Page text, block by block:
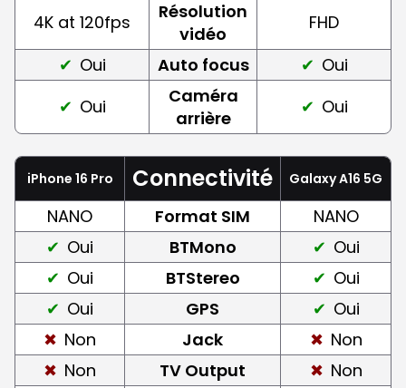
4K at 120fps
Résolution
vidéo
FHD
Oui
Auto focus
Oui
Oui
Caméra
arrière
Oui
iPhone 16 Pro Connectivité Galaxy A16 5G
NANO Format SIM
NANO
Oui
BTMono
Oui
Oui
BTStereo
Oui
Oui
GPS
Oui
Non
Jack
Non
Non
TV Output
Non